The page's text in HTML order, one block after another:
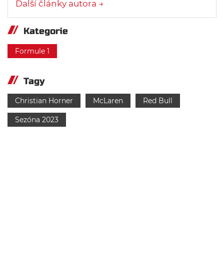
Další články autora →
Kategorie
Formule 1
Tagy
Christian Horner McLaren Red Bull
Sezóna 2023